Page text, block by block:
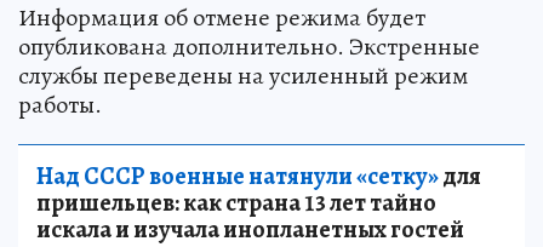
Информация об отмене режима будет
опубликована дополнительно. Экстренные
службы переведены на усиленный режим
работы.
Над СССР военные натянули «сетку»для
пришельцев: как страна 13 лет тайно
искала и изучала инопланетных гостей